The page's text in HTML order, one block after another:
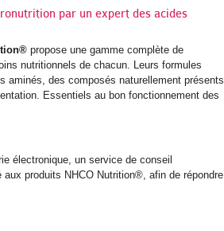
par un expert des acides
propose une gamme complète de
nutritionnels de chacun. Leurs formules
aminés, des composés naturellement présents
Essentiels au bon fonctionnement des
électronique, un service de conseil
produits NHCO Nutrition®, afin de répondre